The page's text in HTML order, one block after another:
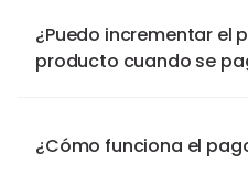
¿Puedo incrementar el
producto cuando se
¿Cómo funciona el